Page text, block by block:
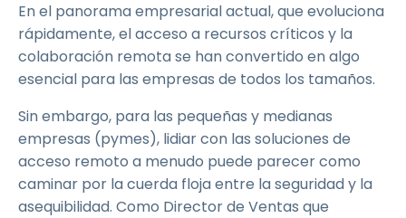
En el panorama empresarial actual, que evoluciona
rápidamente, el acceso a recursos críticos y la
colaboración remota se han convertido en algo
esencial para las empresas de todos los tamaños.
Sin embargo, para las pequeñas y medianas
empresas (pymes), lidiar con las soluciones de
acceso remoto a menudo puede parecer como
caminar por la cuerda floja entre la seguridad y la
asequibilidad. Como Director de Ventas que